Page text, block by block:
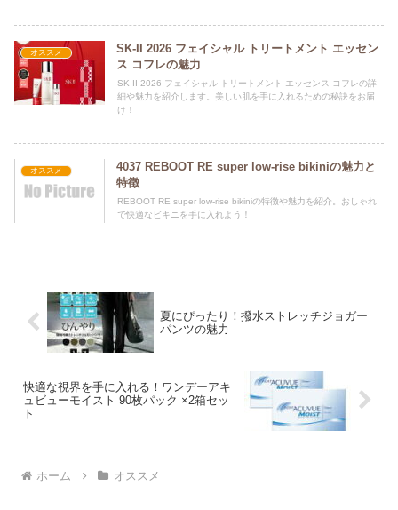
オススメ
SK-II 2026 フェイシャル トリートメント エッセン
ス コフレの魅力
SK-II 2026 フェイシャル トリートメント エッセンス コフレの詳
細や魅力を紹介します。美しい肌を手に入れるための秘訣をお届
け！
オススメ
4037 REBOOT RE super low-rise bikiniの魅力と
特徴
REBOOT RE super low-rise bikiniの特徴や魅力を紹介。おしゃれ
で快適なビキニを手に入れよう！
夏にぴったり！撥水ストレッチジョガー
パンツの魅力
快適な視界を手に入れる！ワンデーアキ
ュビューモイスト 90枚パック ×2箱セッ
ト
ホーム オススメ